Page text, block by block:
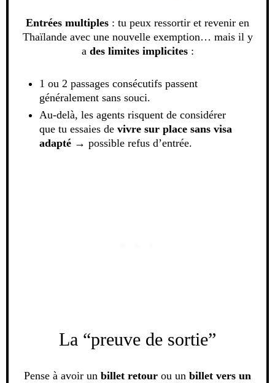
Entrées multiples : tu peux ressortir et revenir en
Thaïlande avec une nouvelle exemption… mais il y
a des limites implicites:
1 ou 2 passages consécutifs passent
généralement sans souci.
Au-delà, les agents risquent de considérer
que tu essaies de vivre sur place sans visa
adapté → possible refus d’entrée.
La “preuve de sortie”
Pense à avoir un billet retour ou un billet vers un